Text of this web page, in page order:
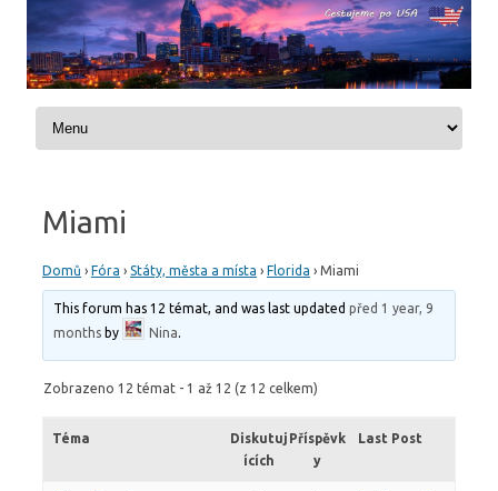
Skip to content
Miami
Domů › Fóra › Státy, města a místa › Florida › Miami
This forum has 12 témat, and was last updatedpřed 1 year, 9
months by Nina.
Zobrazeno 12 témat - 1 až 12 (z 12 celkem)
Téma
Diskutuj
ících
Příspěvk
y
Last Post